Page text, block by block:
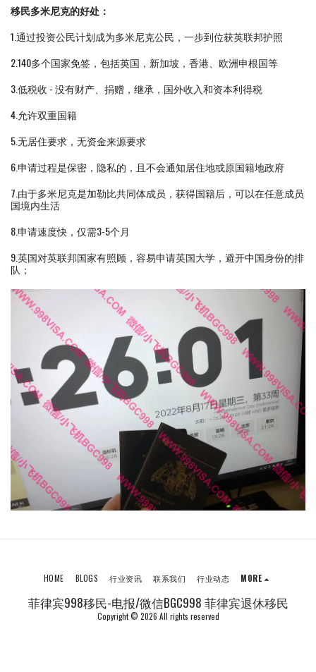
移民多米尼克的好处：
1.通过投资公民计划成为多米尼克公民，一步到位获英联邦护照
2.140多个国家免签，包括英国，新加坡，香港、欧洲申根国等
3.低税收 - 没有财产、捐赠，继承，国外收入和资本利得税
4.允许双重国籍
5.无居住要求，无资金来源要求
6.申请过程是保密，隐私的，且不会通知居住地或原国籍地政府
7.由于多米尼克是加勒比共同体成员，获得国籍后，可以在任意成员
国境内生活
8.申请速度快，仅需3-5个月
9.英国对英联邦国家有照顾，容易申请英国大学，避开中国身份的排
队；
菲律宾998移民-电报/微信BGC998 菲律宾退休移民
Copyright © 2026 All rights reserved
HOME BLOGS 行业资讯 联系我们 行业动态 MORE